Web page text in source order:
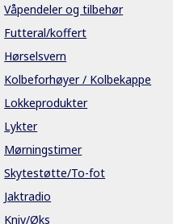
Våpendeler og tilbehør
Futteral/koffert
Hørselsvern
Kolbeforhøyer / Kolbekappe
Lokkeprodukter
Lykter
Mørningstimer
Skytestøtte/To-fot
Jaktradio
Kniv/Øks